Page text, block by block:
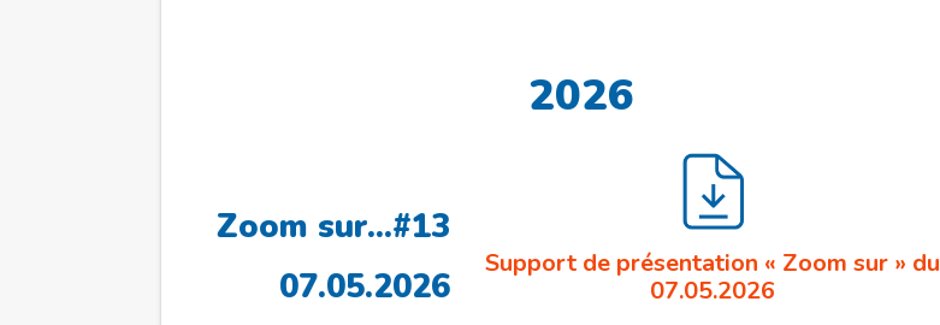
2026
Zoom sur…#13
07.05.2026
Support de présentation « Zoom sur » du
07.05.2026